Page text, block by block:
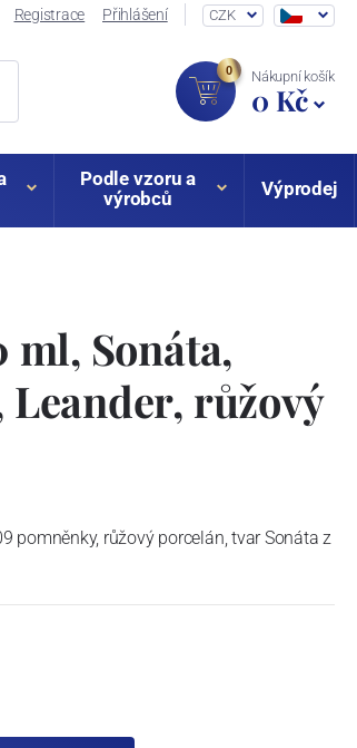
Registrace Přihlášení CZK
0 Nákupní košík
0 Kč
Podle vzoru a
výrobců
Výprodej
ml, Sonáta,
růžový
pomněnky, růžový porcelán, tvar Sonáta z